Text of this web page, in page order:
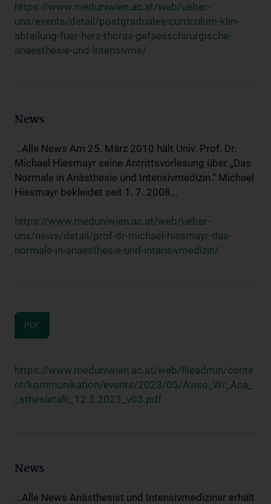
https://www.meduniwien.ac.at/web/ueber-
uns/events/detail/postgraduales-curriculum-klin-
abteilung-fuer-herz-thorax-gefaesschirurgische-
anaesthesie-und-intensivme/
News
...Alle News Am 25. März 2010 hält Univ. Prof. Dr.
Michael Hiesmayr seine Antrittsvorlesung über „Das
Normale in Anästhesie und Intensivmedizin.“ Michael
Hiesmayr bekleidet seit 1. 7. 2008...
https://www.meduniwien.ac.at/web/ueber-
uns/news/detail/prof-dr-michael-hiesmayr-das-
normale-in-anaesthesie-und-intensivmedizin/
PDF
https://www.meduniwien.ac.at/web/fileadmin/conte
nt/kommunikation/events/2023/05/Aviso_Wr_Ana_
_sthesietalk_12.5.2023_v03.pdf
News
...Alle News Anästhesist und Intensivmediziner erhält